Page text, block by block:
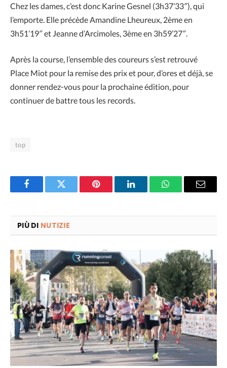
Chez les dames, c’est donc Karine Gesnel (3h37’33″), qui
l’emporte. Elle précède Amandine Lheureux, 2ème en
3h51’19″ et Jeanne d’Arcimoles, 3ème en 3h59’27″.
Après la course, l’ensemble des coureurs s’est retrouvé
Place Miot pour la remise des prix et pour, d’ores et déjà, se
donner rendez-vous pour la prochaine édition, pour
continuer de battre tous les records.
top
FacebookTwitter Pinterest LinkedInWhatsAppEmail
PIÙ DI NUTIZIE